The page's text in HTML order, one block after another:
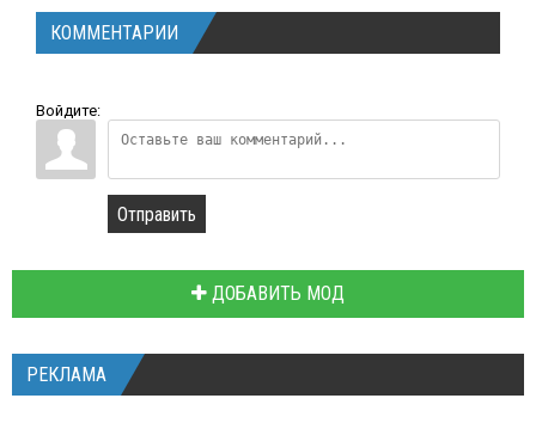
КОММЕНТАРИИ
Войдите:
Отправить
ДОБАВИТЬ МОД
РЕКЛАМА